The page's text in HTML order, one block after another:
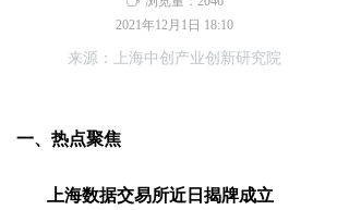
来源：上海中创产业创新研究院
一、热点聚焦
上海数据交易所近日揭牌成立
2021年12月1日 18:10